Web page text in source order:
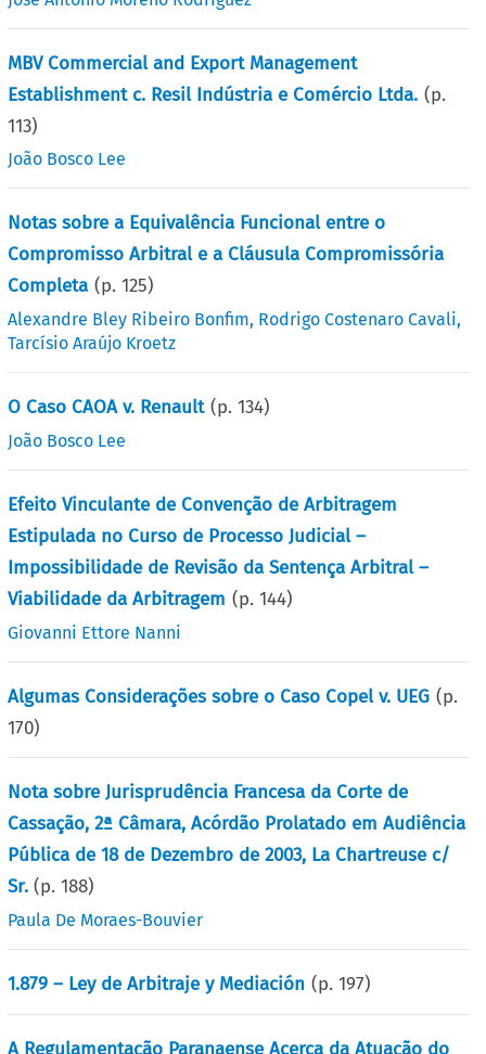
MBV Commercial and Export Management
Establishment c. Resil Indústria e Comércio Ltda. (p.
113)
João Bosco Lee
Notas sobre a Equivalência Funcional entre o
Compromisso Arbitral e a Cláusula Compromissória
Completa (p.125)
Alexandre Bley Ribeiro Bonfim, Rodrigo Costenaro Cavali,
Tarcísio Araújo Kroetz
O Caso CAOA v. Renault (p.134)
João Bosco Lee
Efeito Vinculante de Convenção de Arbitragem
Estipulada no Curso de Processo Judicial –
Impossibilidade de Revisão da Sentença Arbitral –
Viabilidade da Arbitragem (p.144)
Giovanni Ettore Nanni
Algumas Considerações sobre o Caso Copel v. UEG (p.
170)
Nota sobre Jurisprudência Francesa da Corte de
Cassação, 2ª Câmara, Acórdão Prolatado em Audiência
Pública de 18 de Dezembro de 2003, La Chartreuse c/
Sr.(p.188)
Paula De Moraes-Bouvier
1.879 – Ley de Arbitraje y Mediación (p.197)
A Regulamentação Paranaense Acerca da Atuação do